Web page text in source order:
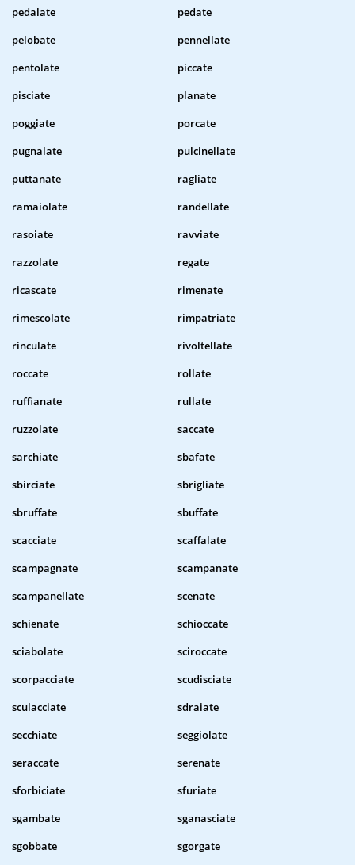
pedalate
pedate
pelobate
pennellate
pentolate
piccate
pisciate
planate
poggiate
porcate
pugnalate
pulcinellate
puttanate
ragliate
ramaiolate
randellate
rasoiate
ravviate
razzolate
regate
ricascate
rimenate
rimescolate
rimpatriate
rinculate
rivoltellate
roccate
rollate
ruffianate
rullate
ruzzolate
saccate
sarchiate
sbafate
sbirciate
sbrigliate
sbruffate
sbuffate
scacciate
scaffalate
scampagnate
scampanate
scampanellate
scenate
schienate
schioccate
sciabolate
sciroccate
scorpacciate
scudisciate
sculacciate
sdraiate
secchiate
seggiolate
seraccate
serenate
sforbiciate
sfuriate
sgambate
sganasciate
sgobbate
sgorgate